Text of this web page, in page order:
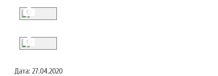
Дата: 27.04.2020